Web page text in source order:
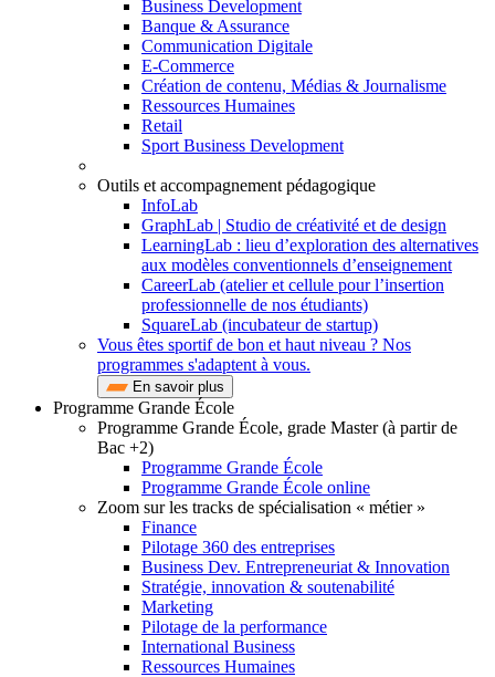
Business Development
Banque & Assurance
Communication Digitale
E-Commerce
Création de contenu, Médias & Journalisme
Ressources Humaines
Retail
Sport Business Development
Outils et accompagnement pédagogique
InfoLab
GraphLab | Studio de créativité et de design
LearningLab : lieu d’exploration des alternatives
aux modèles conventionnels d’enseignement
CareerLab (atelier et cellule pour l’insertion
professionnelle de nos étudiants)
SquareLab (incubateur de startup)
Vous êtes sportif de bon et haut niveau ? Nos
programmes s'adaptent à vous.
En savoir plus
Programme Grande École
Programme Grande École, grade Master (à partir de
Bac +2)
Programme Grande École
Programme Grande École online
Zoom sur les tracks de spécialisation « métier »
Finance
Pilotage 360 des entreprises
Business Dev. Entrepreneuriat & Innovation
Stratégie, innovation & soutenabilité
Marketing
Pilotage de la performance
International Business
Ressources Humaines